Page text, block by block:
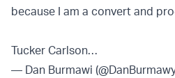
because I am a convert and
Tucker Carlson…
— Dan Burmawi